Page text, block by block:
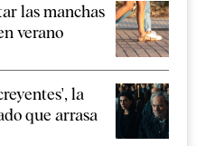
las manchas
verano
la
que arrasa